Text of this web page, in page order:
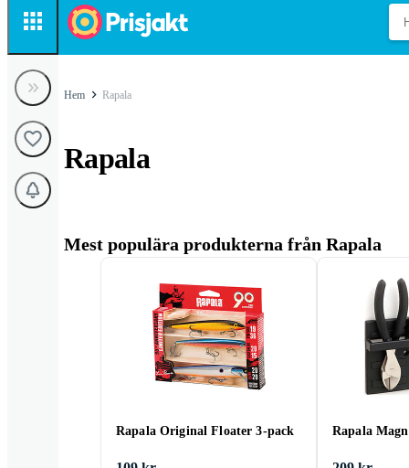
Hem Rapala
Rapala
Mest populära produkterna från Rapala
Rapala Original Floater 3-pack Rapala